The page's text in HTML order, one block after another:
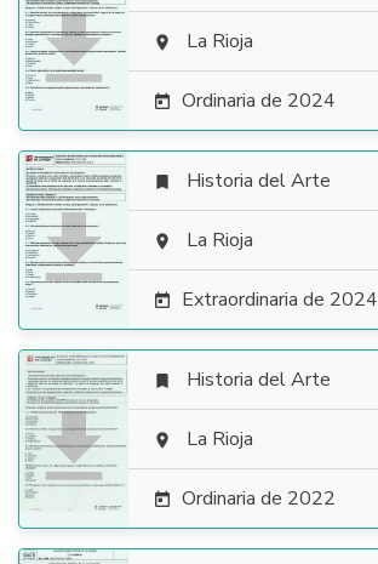
  La Rioja
 Ordinaria de 2024

 Historia del Arte
 La Rioja
 Extraordinaria de 2024

 Historia del Arte
 La Rioja
 Ordinaria de 2022